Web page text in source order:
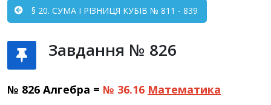
§ 20. СУМА І РІЗНИЦЯ КУБІВ № 811 - 839
Завдання № 826
№ 826 Алгебра = № 36.16 Математика